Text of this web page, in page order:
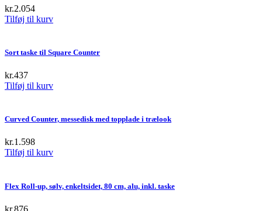
on
kr.2.054
Tilføj til kurv
Sort taske til Square Counter
kr.437
Tilføj til kurv
Curved Counter, messedisk med topplade i trælook
kr.1.598
Tilføj til kurv
Flex Roll-up, sølv, enkeltsidet, 80 cm, alu, inkl. taske
kr.876